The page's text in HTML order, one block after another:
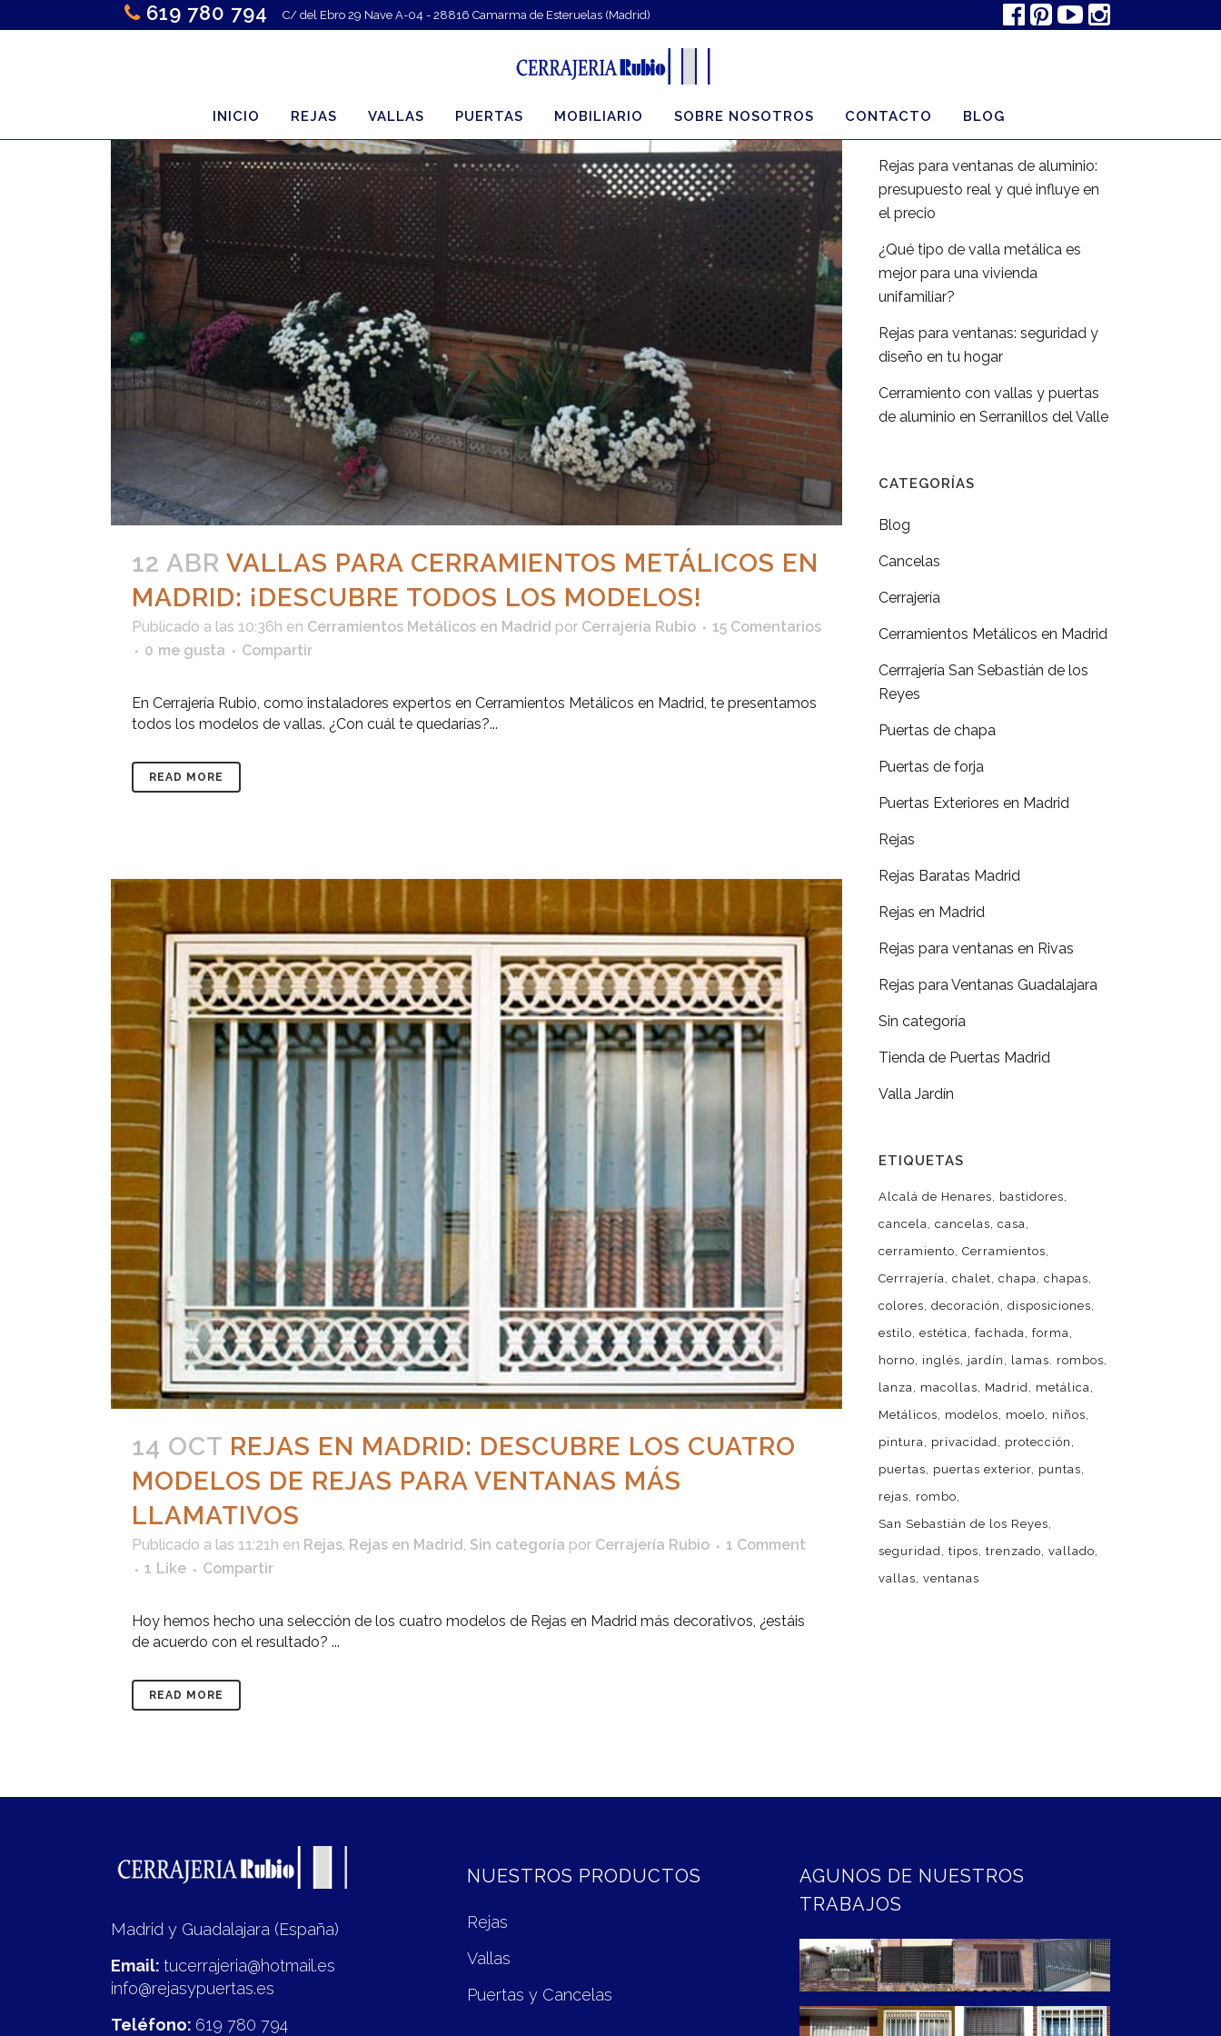
619 780 794 C/ del Ebro 29 Nave A-04 - 28816 Camarma de Esteruelas (Madrid)
INICIO REJAS VALLAS PUERTAS MOBILIARIO SOBRE NOSOTROS CONTACTO BLOG
12 ABR VALLAS PARA CERRAMIENTOS METÁLICOS EN
MADRID: ¡DESCUBRE TODOS LOS MODELOS!
Publicado a las 10:36h en Cerramientos Metálicos en Madrid por Cerrajería Rubio
15 Comentarios
0 me gusta Compartir
En Cerrajería Rubio, como instaladores expertos en Cerramientos Metálicos en Madrid, te presentamos
todos los modelos de vallas. ¿Con cuál te quedarías?...
READ MORE
14 OCT REJAS EN MADRID: DESCUBRE LOS CUATRO
MODELOS DE REJAS PARA VENTANAS MÁS
LLAMATIVOS
Publicado a las 11:21h en Rejas, Rejas en Madrid , Sin categoría por Cerrajería Rubio
1 Comment
1 Like Compartir
Hoy hemos hecho una selección de los cuatro modelos de Rejas en Madrid más decorativos, ¿estáis
de acuerdo con el resultado? ...
READ MORE
Rejas para ventanas de aluminio:
presupuesto real y qué influye en
el precio
¿Qué tipo de valla metálica es
mejor para una vivienda
unifamiliar?
Rejas para ventanas: seguridad y
diseño en tu hogar
Cerramiento con vallas y puertas
de aluminio en Serranillos del Valle
CATEGORÍAS
Blog
Cancelas
Cerrajería
Cerramientos Metálicos en Madrid
Cerrrajería San Sebastián de los
Reyes
Puertas de chapa
Puertas de forja
Puertas Exteriores en Madrid
Rejas
Rejas Baratas Madrid
Rejas en Madrid
Rejas para ventanas en Rivas
Rejas para Ventanas Guadalajara
Sin categoría
Tienda de Puertas Madrid
Valla Jardín
ETIQUETAS
Alcalá de Henares
bastidores
cancela cancelas casa
cerramiento Cerramientos
Cerrrajería chalet chapa chapas
colores decoración
disposiciones
estilo estética fachada forma
horno
inglés jardín
lamas. rombos
lanza
macollas Madrid
metálica
Metálicos
modelos moelo
niños
pintura
privacidad
protección
puertas
puertas exterior puntas
rejas
rombo
San Sebastián de los Reyes
seguridad tipos trenzado vallado
vallas ventanas
Madrid y Guadalajara (España)
Email: tucerrajeria@hotmail.es
info@rejasypuertas.es
Teléfono: 619 780 794
NUESTROS PRODUCTOS
Rejas
Vallas
Puertas y Cancelas
AGUNOS DE NUESTROS
TRABAJOS